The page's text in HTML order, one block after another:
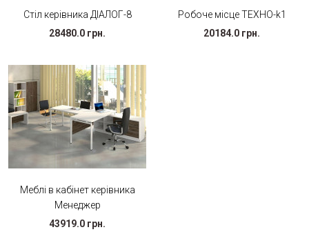
Стіл керівника ДІАЛОГ-8
28480.0 грн.
Робоче місце ТЕХНО-k1
20184.0 грн.
Меблі в кабінет керівника
Менеджер
43919.0 грн.